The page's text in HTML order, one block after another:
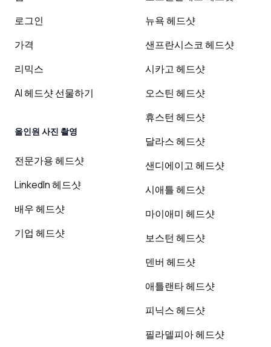
로그인
가격
리믹스
AI 헤드샷 선물하기
올인원 사진 촬영
전문가용 헤드샷
LinkedIn 헤드샷
배우 헤드샷
기업 헤드샷
뉴욕 헤드샷
샌프란시스코 헤드샷
시카고 헤드샷
오스틴 헤드샷
휴스턴 헤드샷
달라스 헤드샷
샌디에이고 헤드샷
시애틀 헤드샷
마이애미 헤드샷
보스턴 헤드샷
덴버 헤드샷
애틀랜타 헤드샷
피닉스 헤드샷
필라델피아 헤드샷